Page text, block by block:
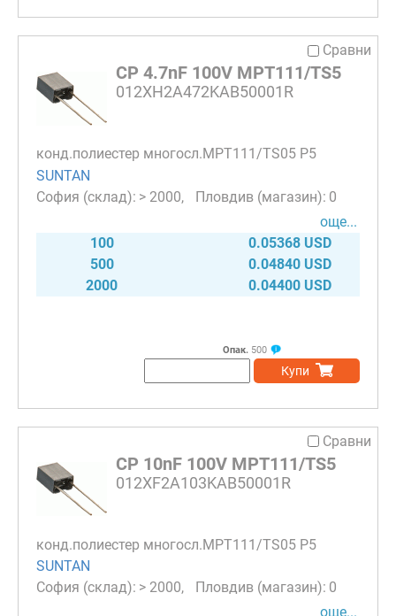
Сравни
CP 4.7nF 100V MPT111/TS5
012XH2A472KAB50001R
конд.полиестер многосл.MPT111/TS05 P5
SUNTAN
> 2000
0
още...
100
0.05368 USD
500
0.04840 USD
2000
0.04400 USD
Опак. 500
Купи
Сравни
CP 10nF 100V MPT111/TS5
012XF2A103KAB50001R
конд.полиестер многосл.MPT111/TS05 P5
SUNTAN
> 2000
0
още...